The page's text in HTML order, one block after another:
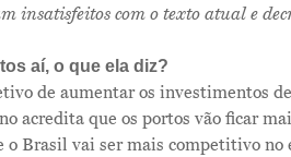
insatisfeitos com o texto atual e
aí, o que ela diz?
de aumentar os investimentos
acredita que os portos vão ficar
Brasil vai ser mais competitivo no